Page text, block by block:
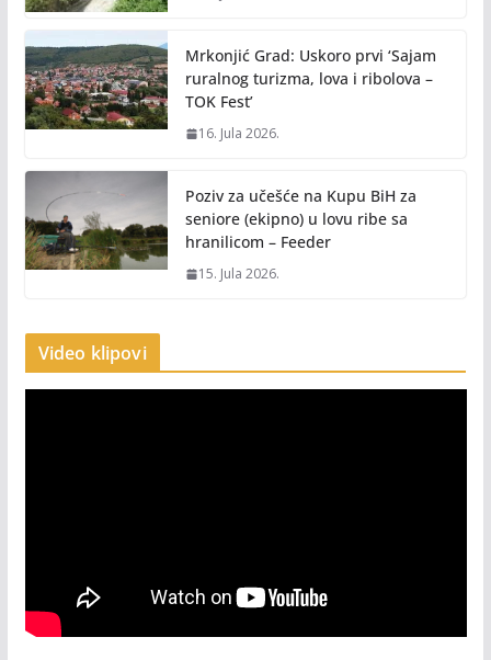
Mrkonjić Grad: Uskoro prvi ‘Sajam
ruralnog turizma, lova i ribolova –
TOK Fest’
16. Jula 2026.
Poziv za učešće na Kupu BiH za
seniore (ekipno) u lovu ribe sa
hranilicom – Feeder
15. Jula 2026.
Video klipovi